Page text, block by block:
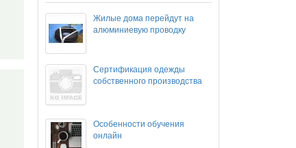
Жилые дома перейдут на
алюминиевую проводку
Сертификация одежды
собственного производства
Особенности обучения
онлайн